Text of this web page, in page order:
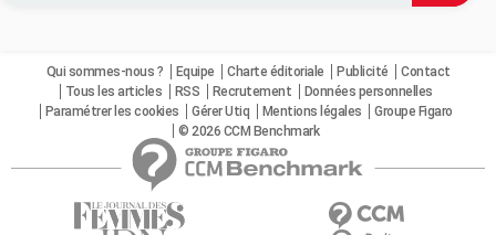
Qui sommes-nous ? Equipe Charte éditoriale Publicité
Contact
Tous les articles
RSS Recrutement
Données personnelles
Paramétrer les cookies
Gérer Utiq Mentions légales
Groupe Figaro
© 2026 CCM Benchmark